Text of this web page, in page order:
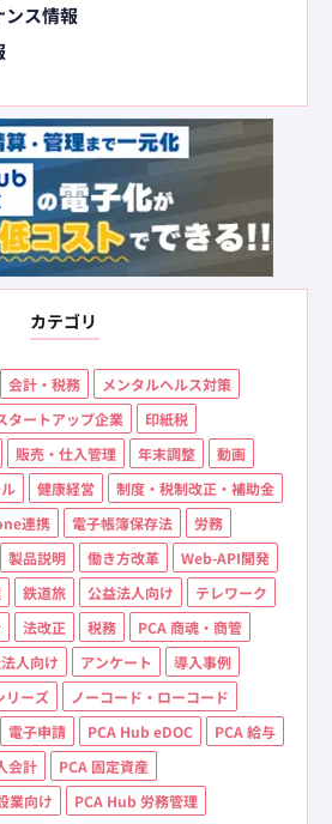
ンス情報
カテゴリ
会計・税務
メンタルヘルス対策
タートアップ企業
印紙税
販売・仕入管理 年末調整
動画
健康経営
制度・税制改正・補助金
連携 電子帳簿保存法
労務
製品説明 働き方改革
Web-API開発
鉄道旅 公益法人向け
テレワーク
法改正 税務
PCA 商魂・商管
人向け アンケート
導入事例
リーズ
ノーコード・ローコード
電子申請 PCA Hub eDOC
PCA 給与
会計
PCA 固定資産
業向け PCA Hub 労務管理